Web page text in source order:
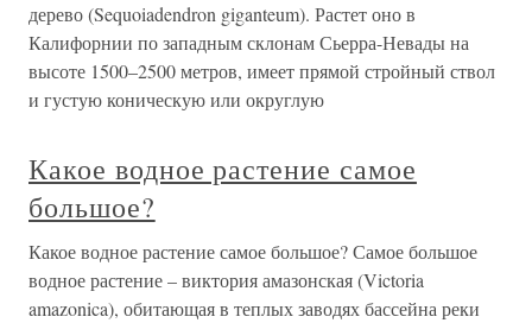
дерево (Sequoiadendron giganteum). Растет оно в
Калифорнии по западным склонам Сьерра-Невады на
высоте 1500–2500 метров, имеет прямой стройный ствол
и густую коническую или округлую
Какое водное растение самое
большое?
Какое водное растение самое большое? Самое большое
водное растение – виктория амазонская (Victoria
amazonica), обитающая в теплых заводях бассейна реки